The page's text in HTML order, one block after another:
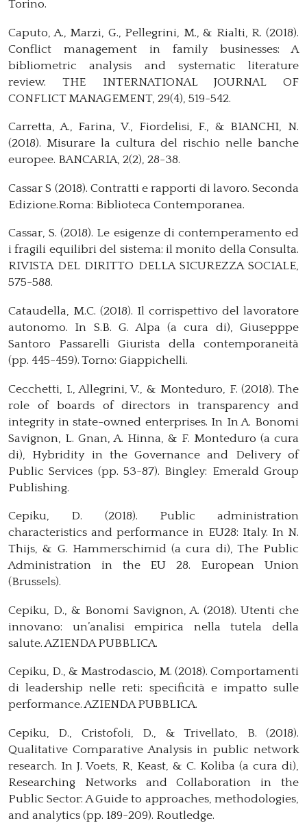
Torino.
Caputo, A., Marzi, G., Pellegrini, M., & Rialti, R. (2018).
Conflict management in family businesses: A
bibliometric analysis and systematic literature
review. THE INTERNATIONAL JOURNAL OF
CONFLICT MANAGEMENT, 29(4), 519-542.
Carretta, A., Farina, V., Fiordelisi, F., & BIANCHI, N.
(2018). Misurare la cultura del rischio nelle banche
europee. BANCARIA, 2(2), 28-38.
Cassar S (2018). Contratti e rapporti di lavoro. Seconda
Edizione.Roma: Biblioteca Contemporanea.
Cassar, S. (2018). Le esigenze di contemperamento ed
i fragili equilibri del sistema: il monito della Consulta.
RIVISTA DEL DIRITTO DELLA SICUREZZA SOCIALE,
575-588.
Cataudella, M.C. (2018). Il corrispettivo del lavoratore
autonomo. In S.B. G. Alpa (a cura di), Giusepppe
Santoro Passarelli Giurista della contemporaneità
(pp. 445-459). Torno: Giappichelli.
Cecchetti, I., Allegrini, V., & Monteduro, F. (2018). The
role of boards of directors in transparency and
integrity in state-owned enterprises. In In A. Bonomi
Savignon, L. Gnan, A. Hinna, & F. Monteduro (a cura
di), Hybridity in the Governance and Delivery of
Public Services (pp. 53-87). Bingley: Emerald Group
Publishing.
Cepiku, D. (2018). Public administration
characteristics and performance in EU28: Italy. In N.
Thijs, & G. Hammerschimid (a cura di), The Public
Administration in the EU 28. European Union
(Brussels).
Cepiku, D., & Bonomi Savignon, A. (2018). Utenti che
innovano: un’analisi empirica nella tutela della
salute. AZIENDA PUBBLICA.
Cepiku, D., & Mastrodascio, M. (2018). Comportamenti
di leadership nelle reti: specificità e impatto sulle
performance. AZIENDA PUBBLICA.
Cepiku, D., Cristofoli, D., & Trivellato, B. (2018).
Qualitative Comparative Analysis in public network
research. In J. Voets, R, Keast, & C. Koliba (a cura di),
Researching Networks and Collaboration in the
Public Sector: A Guide to approaches, methodologies,
and analytics (pp. 189-209). Routledge.